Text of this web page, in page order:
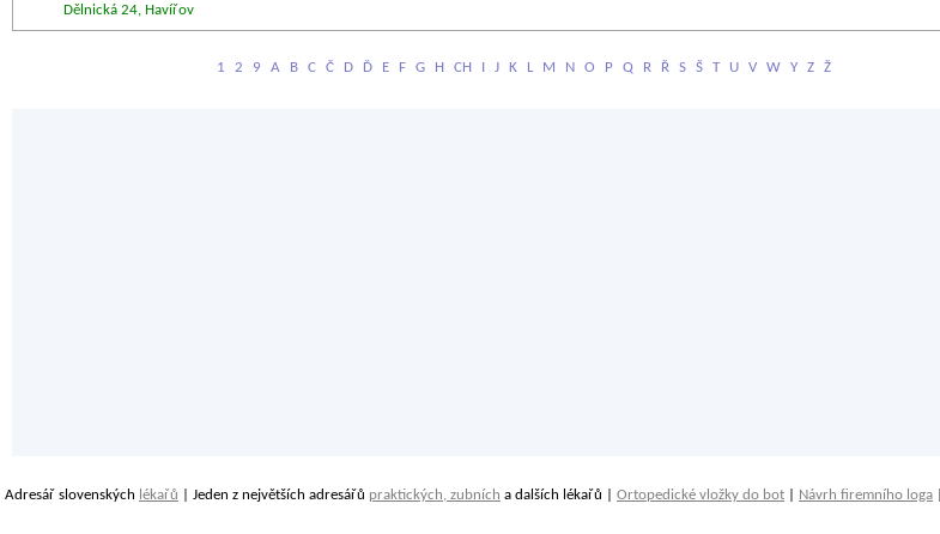
Dělnická 24, Havířov
1 2 9 A B C Č D Ď E F G H CH I J K L M N O P Q R Ř S Š T U V W Y Z Ž
Adresář slovenských lékařů | Jeden z největších adresářů praktických, zubních a dalších lékařů | Ortopedické vložky do bot Návrh firemního loga